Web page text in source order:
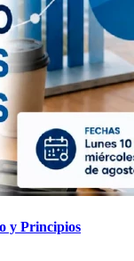
y Principios